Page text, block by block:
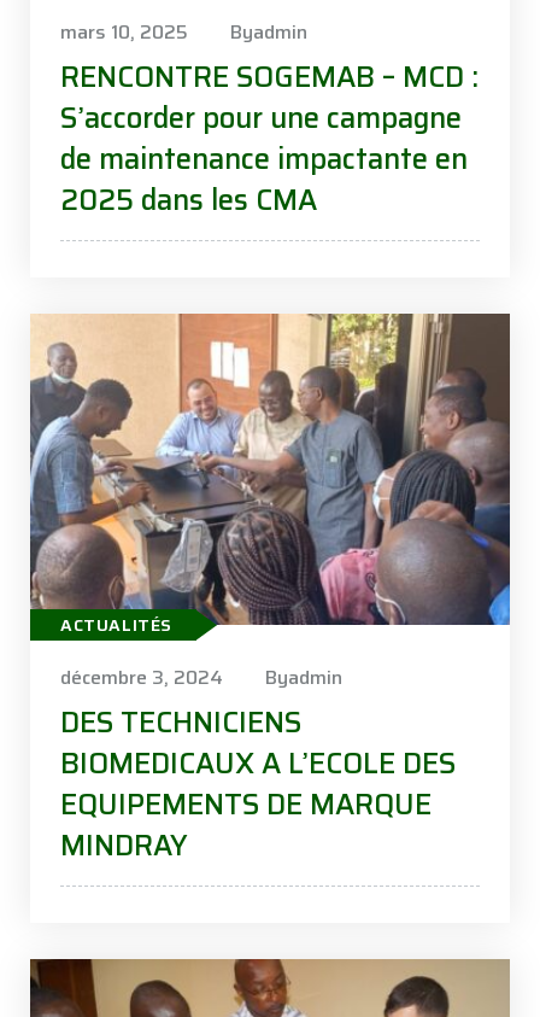
mars 10, 2025 Byadmin
RENCONTRE SOGEMAB – MCD :
S’accorder pour une campagne
de maintenance impactante en
2025 dans les CMA
ACTUALITÉS
décembre 3, 2024 Byadmin
DES TECHNICIENS
BIOMEDICAUX A L’ECOLE DES
EQUIPEMENTS DE MARQUE
MINDRAY